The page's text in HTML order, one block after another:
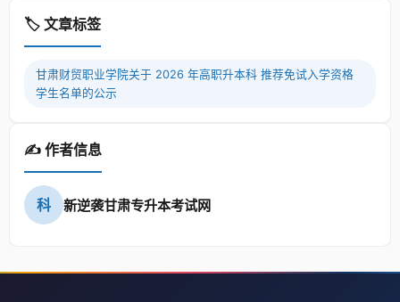
🏷️ 文章标签
甘肃财贸职业学院关于 2026 年高职升本科 推荐免试入学资格
学生名单的公示
✍️ 作者信息
科 新逆袭甘肃专升本考试网